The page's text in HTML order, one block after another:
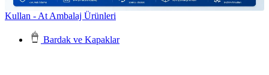
Kullan - At Ambalaj Ürünleri
Bardak ve Kapaklar